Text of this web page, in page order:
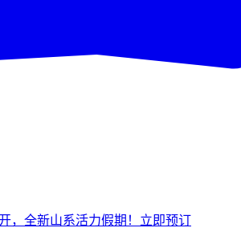
，全新山系活力假期！ 立 即预订